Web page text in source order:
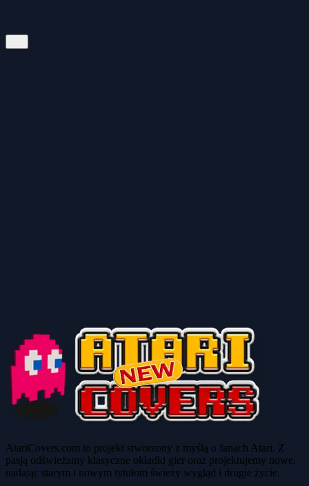
AtariCovers.com to projekt stworzony z myślą o fanach Atari. Z
pasją odświeżamy klasyczne okładki gier oraz projektujemy nowe,
nadając starym i nowym tytułom świeży wygląd i drugie życie.